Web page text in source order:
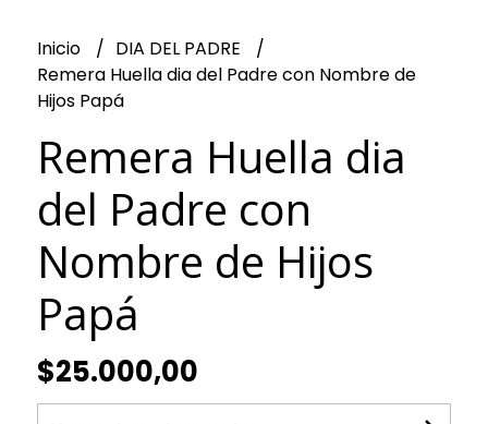
Inicio
DIA DEL PADRE
Remera Huella dia del Padre con Nombre de
Hijos Papá
Remera Huella dia
del Padre con
Nombre de Hijos
Papá
$25.000,00